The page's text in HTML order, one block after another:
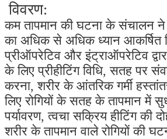
विवरण:
कम तापमान की घटना के संचालन ने
का अधिक से अधिक ध्यान आकर्षित
प्रीऑपरेटिव और इंट्राऑपरेटिव
के लिए प्रीहीटिंग विधि, सतह पर
करना, शरीर के आंतरिक गर्मी
लिए रोगियों के सतह के तापमान में
पर्यावरण, त्वचा सक्रिय हीटिंग की
शरीर के तापमान वाले रोगियों की